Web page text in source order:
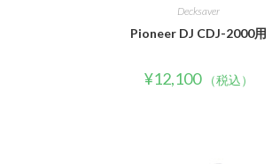
Decksaver
Pioneer DJ CDJ-2000用
¥12,100 （税込）